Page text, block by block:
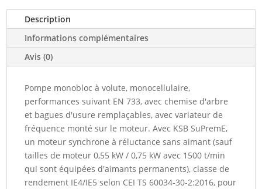
050-
032-
125-
GGSBV11WSEBI4HAB
(5128779)
Description
Informations complémentaires
Avis (0)
Pompe monobloc à volute, monocellulaire,
performances suivant EN 733, avec chemise d'arbre
et bagues d'usure remplaçables, avec variateur de
fréquence monté sur le moteur. Avec KSB SuPremE,
un moteur synchrone à réluctance sans aimant (sauf
tailles de moteur 0,55 kW / 0,75 kW avec 1500 t/min
qui sont équipées d'aimants permanents), classe de
rendement IE4/IE5 selon CEI TS 60034-30-2:2016, pour